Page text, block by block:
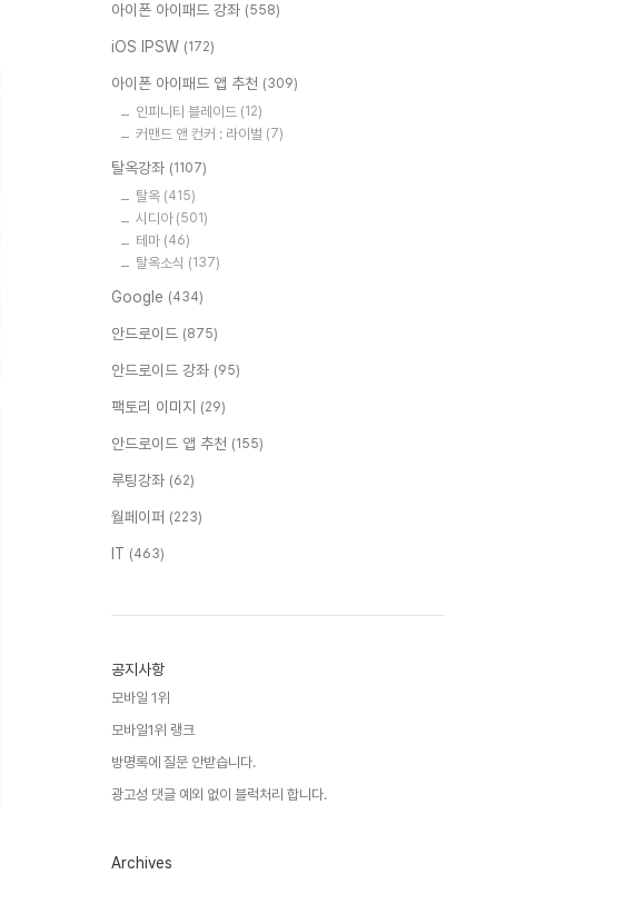
아이폰 아이패드 강좌 (558)
iOS IPSW (172)
아이폰 아이패드 앱 추천 (309)
인피니티 블레이드 (12)
커맨드 앤 컨커 : 라이벌 (7)
탈옥강좌 (1107)
탈옥 (415)
시디아 (501)
테마 (46)
탈옥소식 (137)
Google (434)
안드로이드 (875)
안드로이드 강좌 (95)
팩토리 이미지 (29)
안드로이드 앱 추천 (155)
루팅강좌 (62)
월페이퍼 (223)
IT (463)
공지사항
모바일 1위
모바일1위 랭크
방명록에 질문 안받습니다.
광고성 댓글 예외 없이 블럭처리 합니다.
Archives